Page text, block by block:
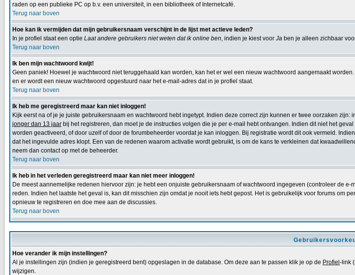
raden op een publieke PC op b.v. een universiteit, in een bibliotheek of Internetcafé.
Terug naar boven
Hoe kan ik vermijden dat mijn gebruikersnaam verschijnt in de lijst met actieve leden?
In je profiel staat een optie Laat andere gebruikers niet weten dat ik online ben, indien je kiest voor Ja ben je alleen zichbaar
Terug naar boven
Ik ben mijn wachtwoord kwijt!
Geen paniek! Hoewel je wachtwoord niet teruggehaald kan worden, kan het er wel een nieuw wachtwoord aangemaakt
en er wordt een nieuw wachtwoord opgestuurd naar het e-mail-adres dat in je profiel staat.
Terug naar boven
Ik heb me geregistreerd maar kan niet inloggen!
Kijk eerst na of je je juiste gebruikersnaam en wachtwoord hebt ingetypt. Indien deze correct zijn kunnen er twee oorzaken
jonger dan 13 jaar bij het registreren, dan moet je de instructies volgen die je per e-mail hebt ontvangen. Indien dit niet het
worden geactiveerd, of door uzelf of door de forumbeheerder voordat je kan inloggen. Bij registratie wordt dit ook vermeld.
dat het ingevulde adres klopt. Een van de redenen waarom activatie wordt gebruikt, is om de kans te verkleinen dat
neem dan contact op met de beheerder.
Terug naar boven
Ik heb in het verleden geregistreerd maar kan niet meer inloggen!
De meest aannemelijke redenen hiervoor zijn: je hebt een onjuiste gebruikersnaam of wachtwoord ingegeven (controleer de
reden. Indien het laatste het geval is, kan dit misschien zijn omdat je nooit iets hebt gepost. Het is gebruikelijk voor forums om
opnieuw te registreren en doe mee aan de discussies.
Terug naar boven
Hoe verander ik mijn instellingen?
Al je instellingen zijn (indien je geregistreerd bent) opgeslagen in de database. Om deze aan te passen klik je op de Profiel -link
wijzigen.